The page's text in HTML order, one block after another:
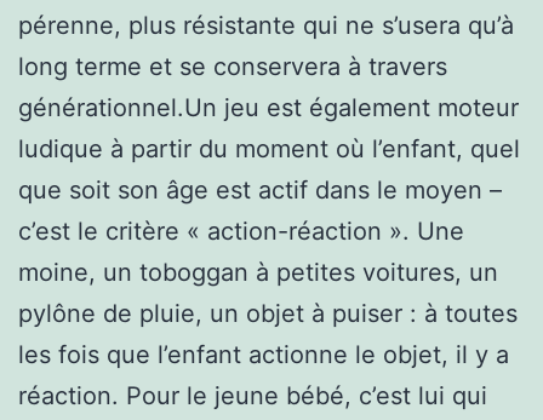
pérenne, plus résistante qui ne s’usera qu’à
long terme et se conservera à travers
générationnel.Un jeu est également moteur
ludique à partir du moment où l’enfant, quel
que soit son âge est actif dans le moyen –
c’est le critère « action-réaction ». Une
moine, un toboggan à petites voitures, un
pylône de pluie, un objet à puiser : à toutes
les fois que l’enfant actionne le objet, il y a
réaction. Pour le jeune bébé, c’est lui qui